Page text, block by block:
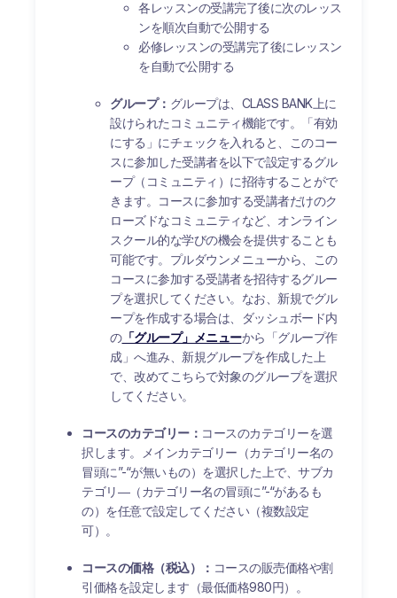
各レッスンの受講完了後に次のレッス
ンを順次自動で公開する
必修レッスンの受講完了後にレッスン
を自動で公開する
グループ： グループは、CLASS BANK上に
設けられたコミュニティ機能です。「有効
にする」にチェックを入れると、このコー
スに参加した受講者を以下で設定するグル
ープ（コミュニティ）に招待することがで
きます。コースに参加する受講者だけのク
ローズドなコミュニティなど、オンライン
スクール的な学びの機会を提供することも
可能です。プルダウンメニューから、この
コースに参加する受講者を招待するグルー
プを選択してください。なお、新規でグル
ープを作成する場合は、ダッシュボード内
の「グループ」メニューから「グループ作
成」へ進み、新規グループを作成した上
で、改めてこちらで対象のグループを選択
してください。
コースのカテゴリー： コースのカテゴリーを選
択します。メインカテゴリー（カテゴリー名の
冒頭に”-“が無いもの）を選択した上で、サブカ
テゴリ―（カテゴリー名の冒頭に”-“があるも
の）を任意で設定してください（複数設定
可）。
コースの価格（税込）： コースの販売価格や割
引価格を設定します（最低価格980円）。